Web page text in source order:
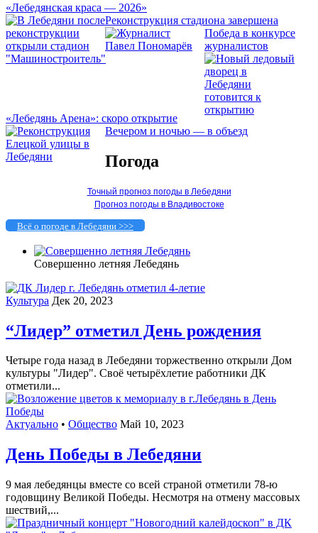
«Лебедянская краса — 2026»
Реконструкция стадиона завершена
Победа в конкурсе
журналистов
«Лебедянь Арена»: скоро открытие
Вечером и ночью — в объезд
Погода
Точный прогноз погоды в Лебедяни
Прогноз погоды в Владивостоке
Всё о погоде в Лебедяни >>>
Совершенно летняя Лебедянь
Культура Дек 20, 2023
“Лидер” отметил День рождения
Четыре года назад в Лебедяни торжественно открыли Дом
культуры "Лидер". Своё четырёхлетие работники ДК
отметили...
Актуально • Общество Май 10, 2023
День Победы в Лебедяни
9 мая лебедянцы вместе со всей страной отметили 78-ю
годовщину Великой Победы. Несмотря на отмену массовых
шествий,...